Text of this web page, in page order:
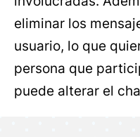
eliminar los
usuario, lo que
persona que
puede alterar el